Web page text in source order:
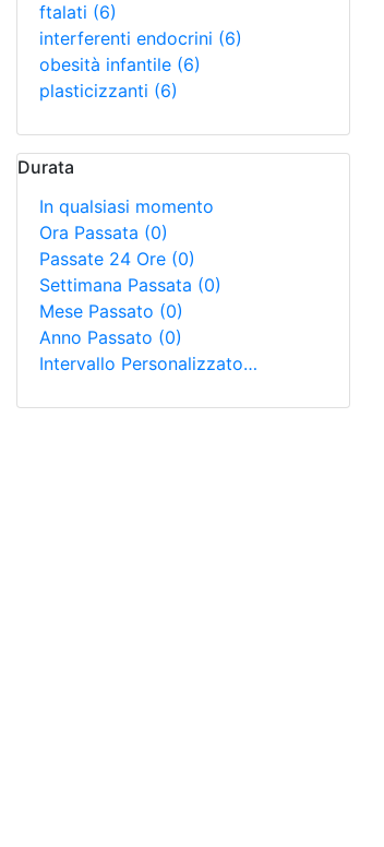
ftalati (6)
interferenti endocrini (6)
obesità infantile (6)
plasticizzanti (6)
Durata
In qualsiasi momento
Ora Passata (0)
Passate 24 Ore (0)
Settimana Passata (0)
Mese Passato (0)
Anno Passato (0)
Intervallo Personalizzato…